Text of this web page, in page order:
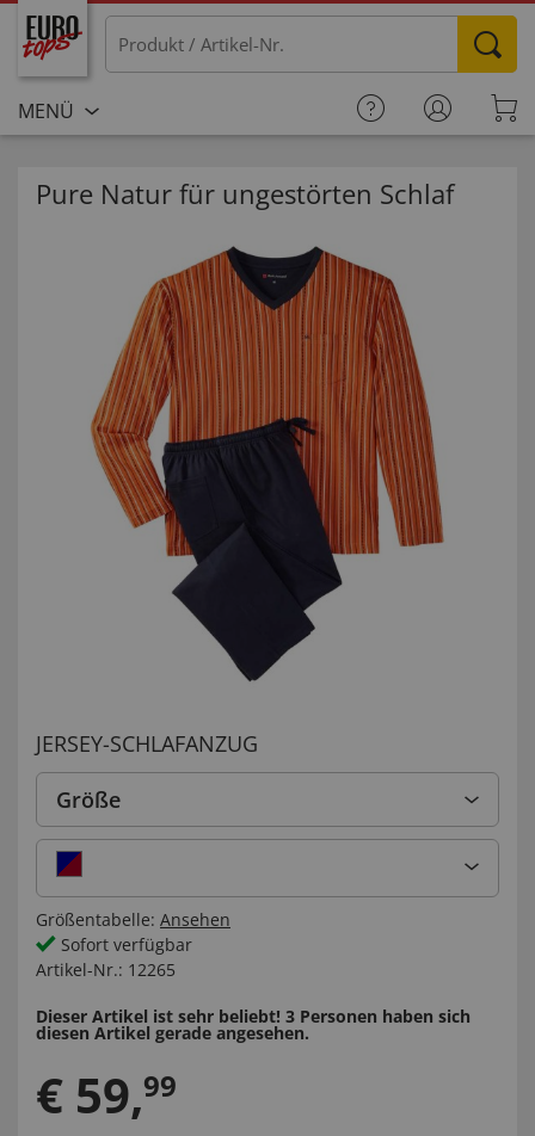
MENÜ
Pure Natur für ungestörten Schlaf
JERSEY-SCHLAFANZUG
Größe
Größentabelle: Ansehen
Sofort verfügbar
Artikel-Nr.: 12265
Dieser Artikel ist sehr beliebt! 3 Personen haben sich
diesen Artikel gerade angesehen.
€ 59,99